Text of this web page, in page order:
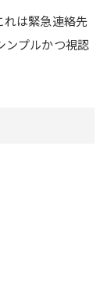
れは緊急連絡先
ンプルかつ視認